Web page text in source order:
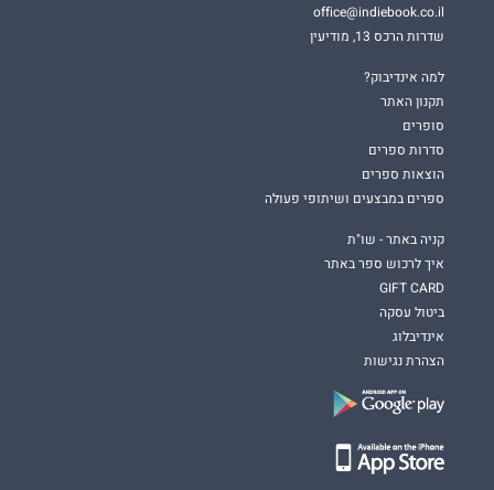
office@indiebook.co.il
שדרות הרכס 13, מודיעין
למה אינדיבוק?
תקנון האתר
סופרים
סדרות ספרים
הוצאות ספרים
ספרים במבצעים ושיתופי פעולה
קניה באתר - שו"ת
איך לרכוש ספר באתר
GIFT CARD
ביטול עסקה
אינדיבלוג
הצהרת נגישות